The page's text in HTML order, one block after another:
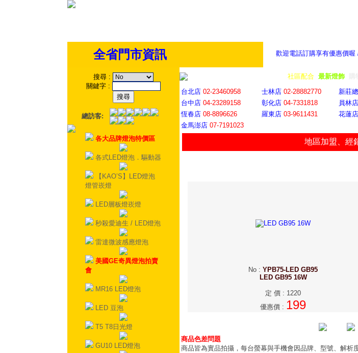
歡迎電話訂購享有優惠價
全省門市資訊
搜尋 :
關鍵字 :
總訪客:
各大品牌燈泡特價區
各式LED燈泡．驅動器
【KAO’S】LED燈泡
燈管崁燈
LED層板燈崁燈
秒殺愛迪生 / LED燈泡
雷達微波感應燈泡
美國GE奇異燈泡拍賣
會
MR16 LED燈泡
LED 豆泡
T5 T8日光燈
GU10 LED燈泡
社區配合 最新燈飾
台北店 02-23460958 士林店 02-28882770 新莊
台中店 04-23289158 彰化店 04-7331818 員林店
恆春店 08-8896626 羅東店 03-9611431 花蓮店
金馬澎店 07-7191023
地區加盟 經
No : YPB75-LED GB95
LED GB95 16W
定 價 : 1220
優惠價 : 199
商品色差問題
商品皆為實品拍攝，每台螢幕與手機會因品牌、型號、解